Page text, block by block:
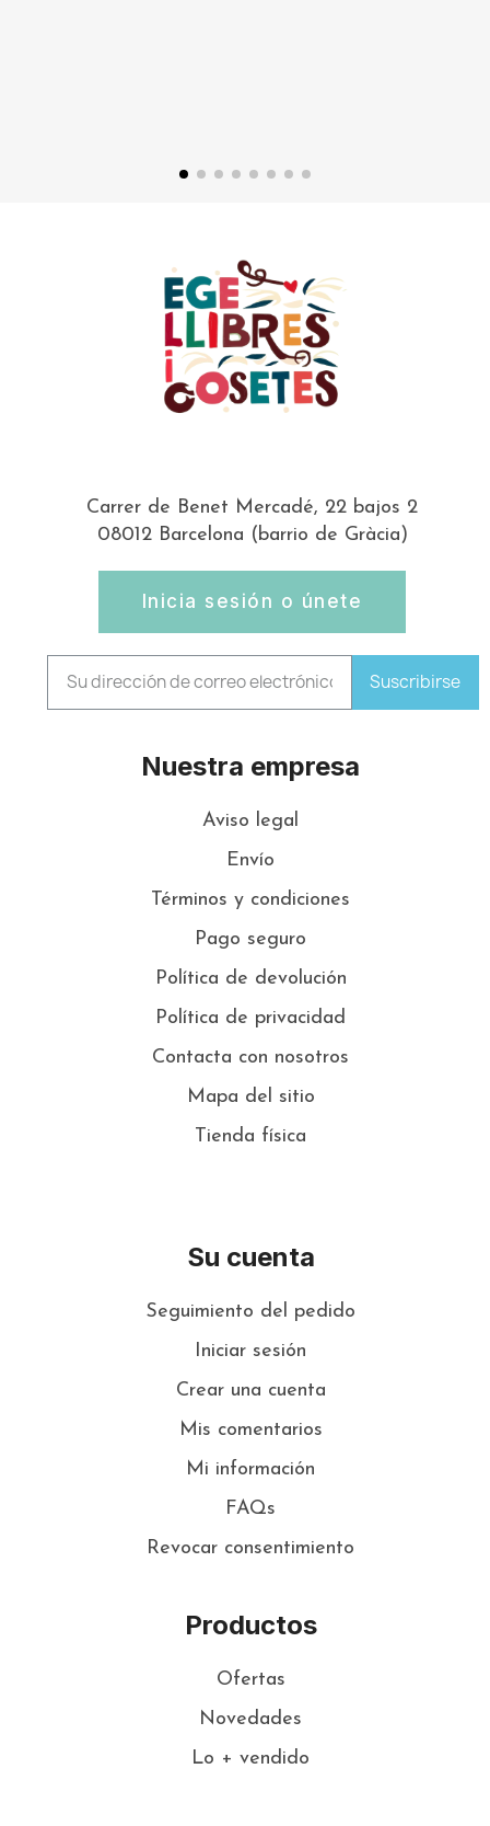
Carrer de Benet Mercadé, 22 bajos 2
08012 Barcelona (barrio de Gràcia)
Inicia sesión o únete
Suscribirse
Nuestra empresa
Aviso legal
Envío
Términos y condiciones
Pago seguro
Política de devolución
Política de privacidad
Contacta con nosotros
Mapa del sitio
Tienda física
Su cuenta
Seguimiento del pedido
Iniciar sesión
Crear una cuenta
Mis comentarios
Mi información
FAQs
Revocar consentimiento
Productos
Ofertas
Novedades
Lo + vendido